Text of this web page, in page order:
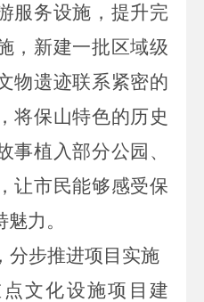
服务设施，提升完
，新建一批区域级
物遗迹联系紧密的
将保山特色的历史
事植入部分公园、
让市民能够感受保
力。
分步推进项目实施
文化设施项目建